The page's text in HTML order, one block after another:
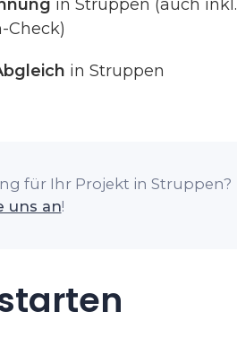
in Struppen (auch inkl.
Check)
in Struppen
für Ihr Projekt in Struppen?
uns an!